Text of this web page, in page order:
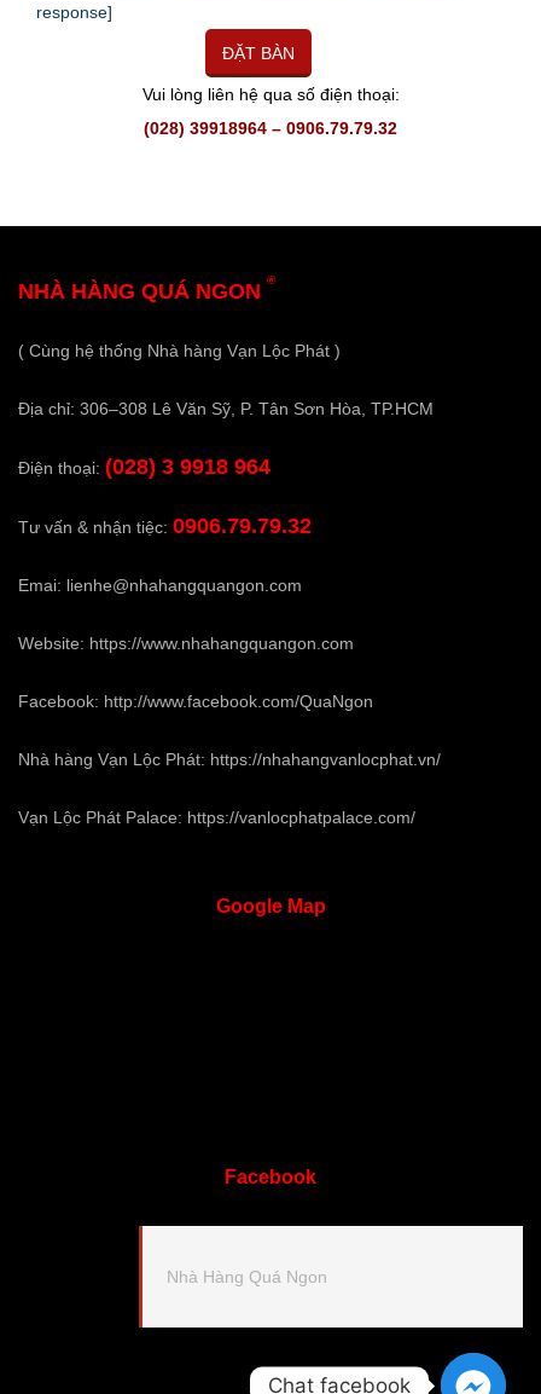
response]
Vui lòng liên hệ qua số điện thoại:
(028) 39918964 – 0906.79.79.32
NHÀ HÀNG QUÁ NGON ®
( Cùng hệ thống Nhà hàng Vạn Lộc Phát )
Địa chỉ: 306–308 Lê Văn Sỹ, P. Tân Sơn Hòa, TP.HCM
Điện thoại: (028) 3 9918 964
Tư vấn & nhận tiệc: 0906.79.79.32
Emai: lienhe@nhahangquangon.com
Website: https://www.nhahangquangon.com
Facebook: http://www.facebook.com/QuaNgon
Nhà hàng Vạn Lộc Phát: https://nhahangvanlocphat.vn/
Vạn Lộc Phát Palace: https://vanlocphatpalace.com/
GoogleMap
Facebook
Nhà Hàng Quá Ngon
Chat facebook